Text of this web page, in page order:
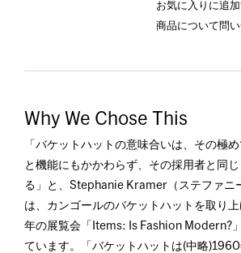
お気に入りに追
商品について問
Why We Chose This
「バケットハットの意味合いは、その極
と機能にもかかわらず、その採用者と同
る」と、Stephanie Kramer（ステファニ
は、カンゴールのバケットハットを取り
年の展覧会「Items: Is Fashion Modern?
ています。「バケットハットは(中略